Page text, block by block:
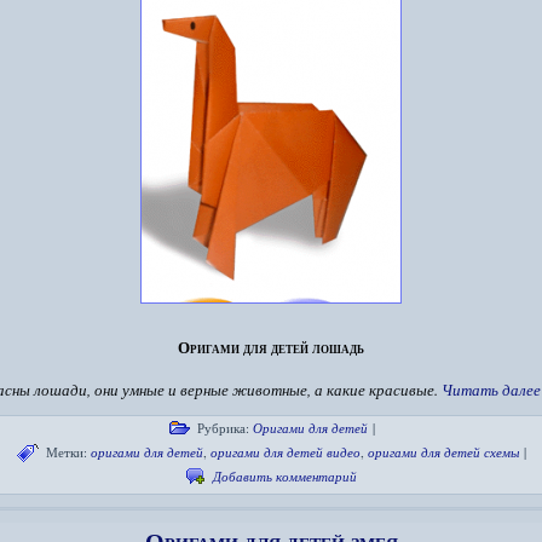
Оригами для детей лошадь
лошади, они умные и верные животные, а какие красивые. Читать
Рубрика: Оригами для детей |
Метки: оригами для детей, оригами для детей видео, оригами для детей схемы |
Добавить комментарий